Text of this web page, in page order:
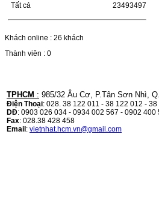
Giá : 249.000VND
243/MF 461DW
HỘP MỰC CANON CRG-070 CHO DÒNG
MÁY LBP 243/MF 461DW MÃ HỘP MỰC:–
Hộp mực Canon CRG-070– Loại mực: Mực
in laser trắng đenSỬ DỤNG CHO MÁY IN:–
Tất cả
23493497
Khách online : 26 khách
Thành viên : 0
TPHCM : 985/32 Âu Cơ, P.Tân Sơn Nhì,
Điện Thoại: 028. 38 122 011 - 38 122 012 -
DĐ: 0903 026 034 - 0934 002 567 - 0902 400
Fax: 028.38 428 458
Email: vietnhat.hcm.vn@gmail.com